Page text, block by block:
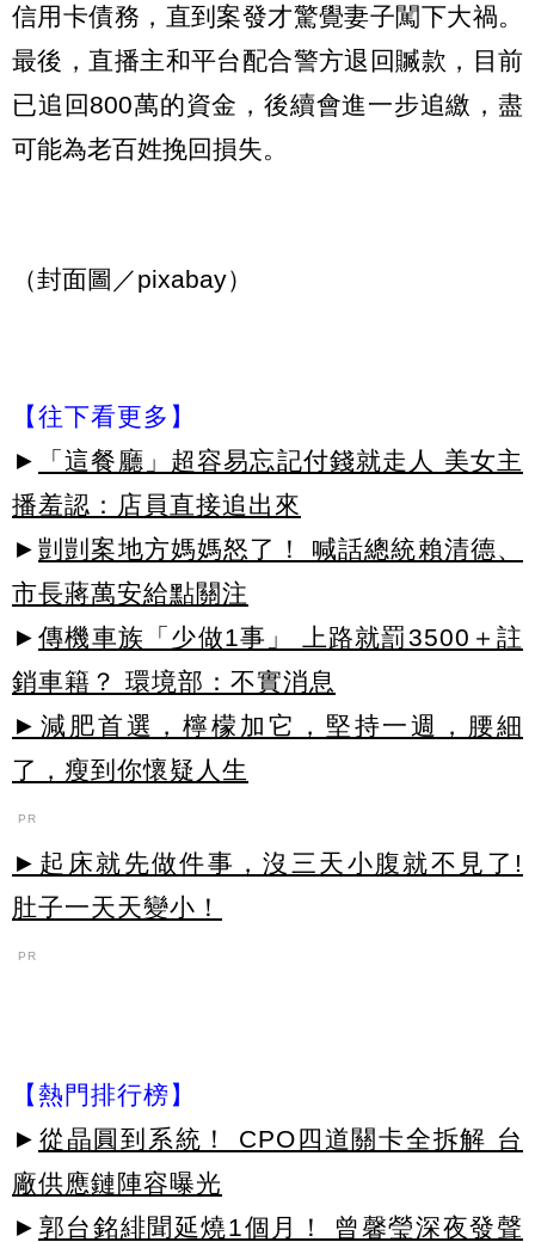
信用卡債務，直到案發才驚覺妻子闖下大禍。
最後，直播主和平台配合警方退回贓款，目前
已追回800萬的資金，後續會進一步追繳，盡
可能為老百姓挽回損失。
（封面圖／pixabay）
【往下看更多】
►
「這餐廳」超容易忘記付錢就走人 美女主
播羞認：店員直接追出來
► 剴剴案地方媽媽怒了！ 喊話總統賴清德、
市長蔣萬安給點關注
► 傳機車族「少做1事」 上路就罰3500＋註
銷車籍？ 環境部：不實消息
►減肥首選，檸檬加它，堅持一週，腰細
了，瘦到你懷疑人生
PR
►起床就先做件事，沒三天小腹就不見了!
肚子一天天變小！
PR
【熱門排行榜】
► 從晶圓到系統！ CPO四道關卡全拆解 台
廠供應鏈陣容曝光
► 郭台銘緋聞延燒1個月！ 曾馨瑩深夜發聲